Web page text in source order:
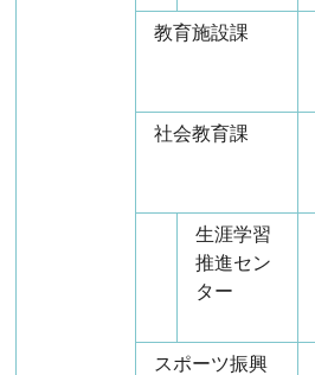
教育施設課
社会教育課
生涯学習
推進セン
ター
スポーツ振興